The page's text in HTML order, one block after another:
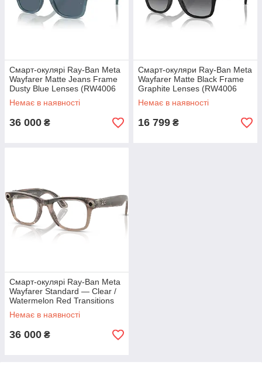
Смарт-окулярі Ray-Ban Meta
Wayfarer Matte Jeans Frame
Dusty Blue Lenses (RW4006
67552V 50-22)
Немає в наявності
36 000 ₴
Смарт-окуляри Ray-Ban Meta
Wayfarer Matte Black Frame
Graphite Lenses (RW4006
601ST3 50-22)
Немає в наявності
16 799 ₴
Смарт-окулярі Ray-Ban Meta
Wayfarer Standard — Clear /
Watermelon Red Transitions
(RW4006 6705P5 50-22)
Немає в наявності
36 000 ₴